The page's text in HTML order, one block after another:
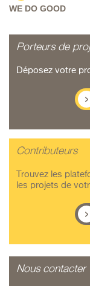
WE DO GOOD
Porteurs de
Déposez votre
Contributeurs
Trouvez les
les projets de
Nous contacter